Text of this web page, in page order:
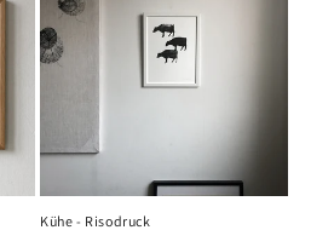
Kühe - Risodruck